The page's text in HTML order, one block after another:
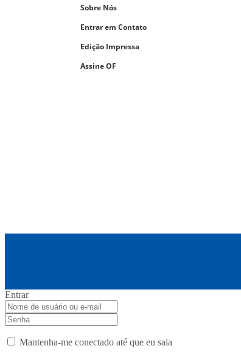
Sobre Nós
Entrar em Contato
Edição Impressa
Assine OF
Entrar
Mantenha-me conectado até que eu saia